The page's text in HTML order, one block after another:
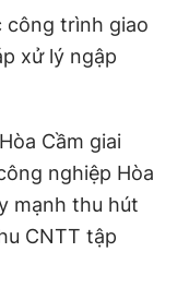
công trình giao
xử lý ngập
Cầm giai
nghiệp Hòa
mạnh thu hút
CNTT tập